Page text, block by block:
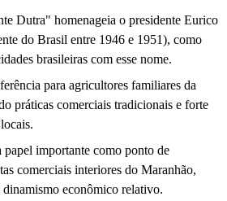
Dutra" homenageia o presidente Eurico
do Brasil entre 1946 e 1951), como
brasileiras com esse nome.
para agricultores familiares da
práticas comerciais tradicionais e forte
papel importante como ponto de
comerciais interiores do Maranhão,
econômico relativo.